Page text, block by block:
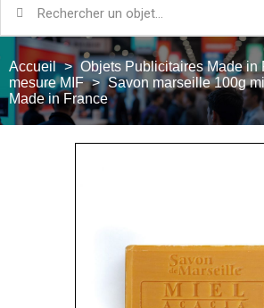
Accueil Objets Publicitaires Made in
mesure MIF
Savon marseille 100g
Made in France